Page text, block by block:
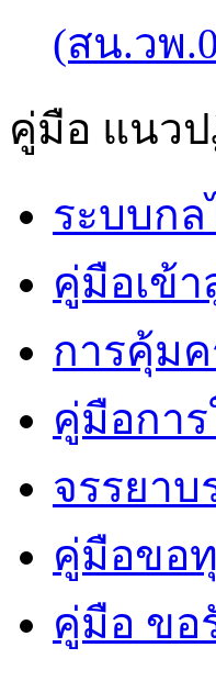
(สน.วพ
คู่มือ แนว
ระบบก
คู่มือเข้
การคุ้ม
คู่มือกา
จรรยา
คู่มือขอ
คู่มือ ขอ